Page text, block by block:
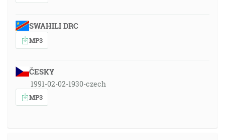
SWAHILI DRC
MP3
ČESKY
1991-02-02-1930-czech
MP3